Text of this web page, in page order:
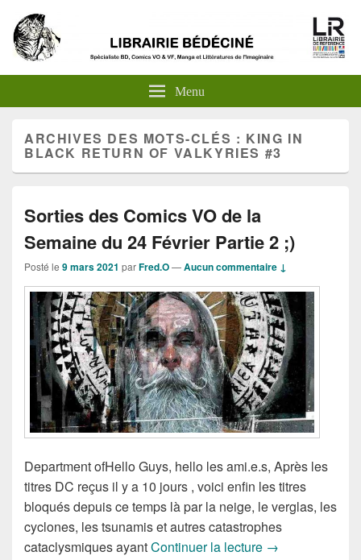
Menu
ARCHIVES DES MOTS-CLÉS : KING IN
BLACK RETURN OF VALKYRIES #3
Sorties des Comics VO de la
Semaine du 24 Février Partie 2 ;)
Posté le 9 mars 2021 parFred.O—Aucun commentaire ↓
Department ofHello Guys, hello les ami.e.s, Après les
titres DC reçus il y a 10 jours , voici enfin les titres
bloqués depuis ce temps là par la neige, le verglas, les
cyclones, les tsunamis et autres catastrophes
cataclysmiques ayantContinuer la lecture Sorties des
→